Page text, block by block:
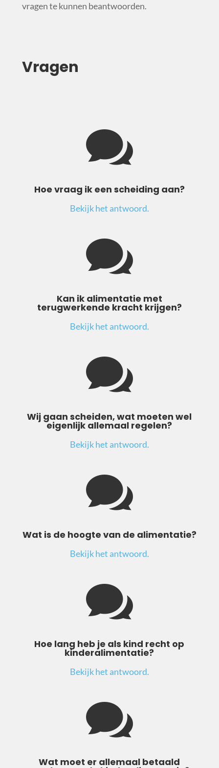
vragen te kunnen beantwoorden.
Vragen

Hoe vraag ik een scheiding aan?
Bekijk het antwoord.

Kan ik alimentatie met
terugwerkende kracht krijgen?
Bekijk het antwoord.

Wij gaan scheiden, wat moeten wel
eigenlijk allemaal regelen?
Bekijk het antwoord.

Wat is de hoogte van de alimentatie?
Bekijk het antwoord.

Hoe lang heb je als kind recht op
kinderalimentatie?
Bekijk het antwoord.

Wat moet er allemaal betaald